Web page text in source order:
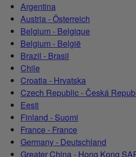
Argentina
Austria - Österreich
Belgium - Belgique
Belgium - België
Brazil - Brasil
Chile
Croatia - Hrvatska
Czech Republic - Česká
Eesti
Finland - Suomi
France - France
Germany - Deutschland
Greater China - Hong Kong